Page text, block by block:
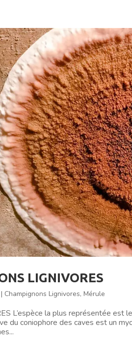
LIGNIVORES
| Champignons Lignivores,Mérule
L’espèce la plus représentée est
du coniophore des caves est un